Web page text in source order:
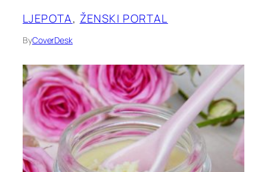
LJEPOTA, ŽENSKI PORTAL
ByCoverDesk